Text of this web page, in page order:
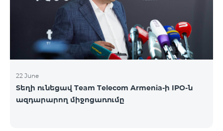
խնդիրը։ Լուծումներ առաջարկելու համար թիմերն
ունենալու են ընդամենը 72 ժամ։ Հաջողություն
մաղթելով մրցույթի մասնակիցներին Team
Telecom Armenia-ի գլխավոր տնօրեն Հայկ
Եսայանը նշեց, որ
22 June
Տեղի ունեցավ Team Telecom Armenia-ի IPO-ն
ազդարարող միջոցառումը